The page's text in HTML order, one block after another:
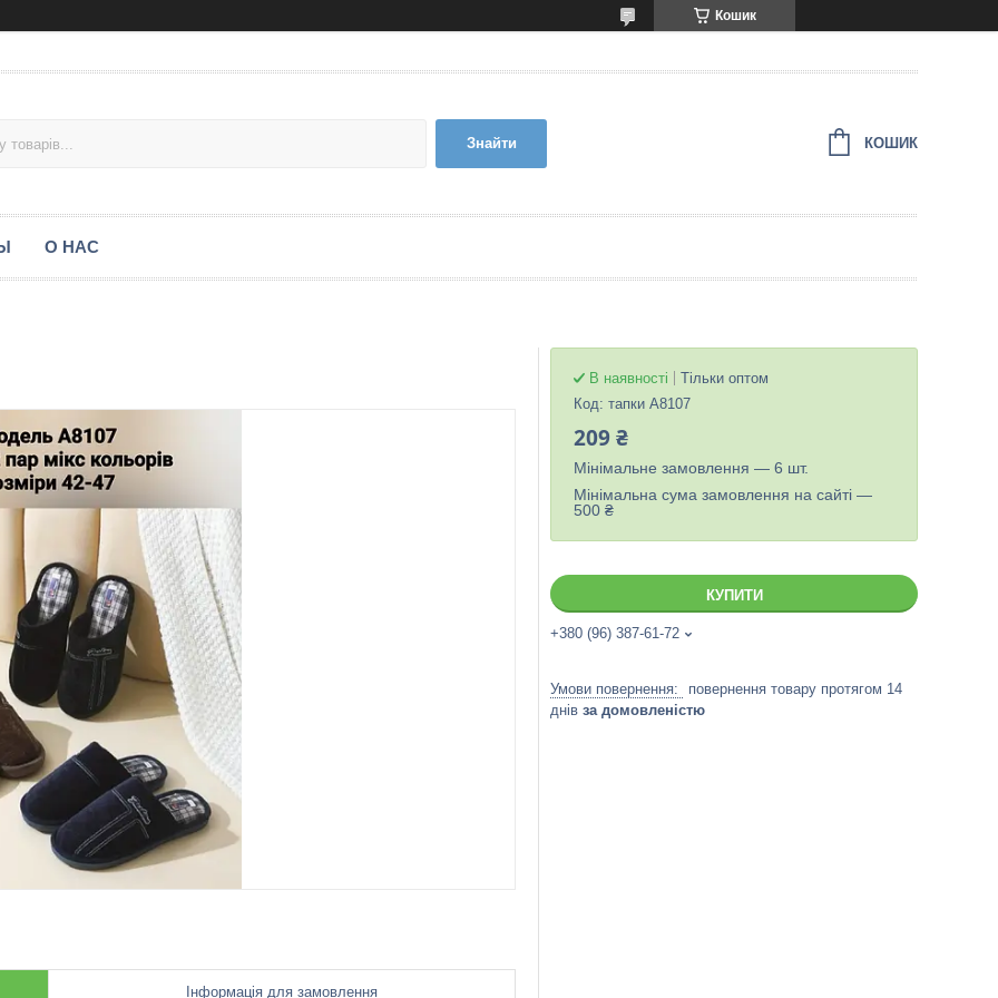
Кошик
Знайти КОШИК
О НАС
Інформація для замовлення
В наявності
Тільки оптом
Код: тапки А8107
209 ₴
Мінімальне замовлення — 6 шт.
Мінімальна сума замовлення на сайті —
500 ₴
КУПИТИ
+380 (96) 387-61-72
повернення товару протягом 14
днів за домовленістю